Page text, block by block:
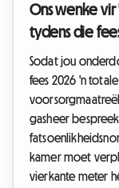
Ons wenke
tydens die
Sodat jou
fees 2026 'n totale
gasheer
kamer moet
vierkante meter